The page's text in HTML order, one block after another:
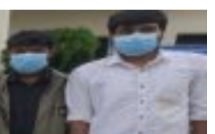
वडा–वडामा विशेष अभियान सञ्चालन